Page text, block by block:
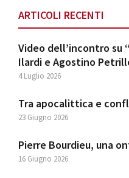
ARTICOLI RECENTI
Video dell’incontro su
Ilardi e Agostino
4 Luglio 2026
Tra apocalittica e
23 Giugno 2026
Pierre Bourdieu, una
16 Giugno 2026